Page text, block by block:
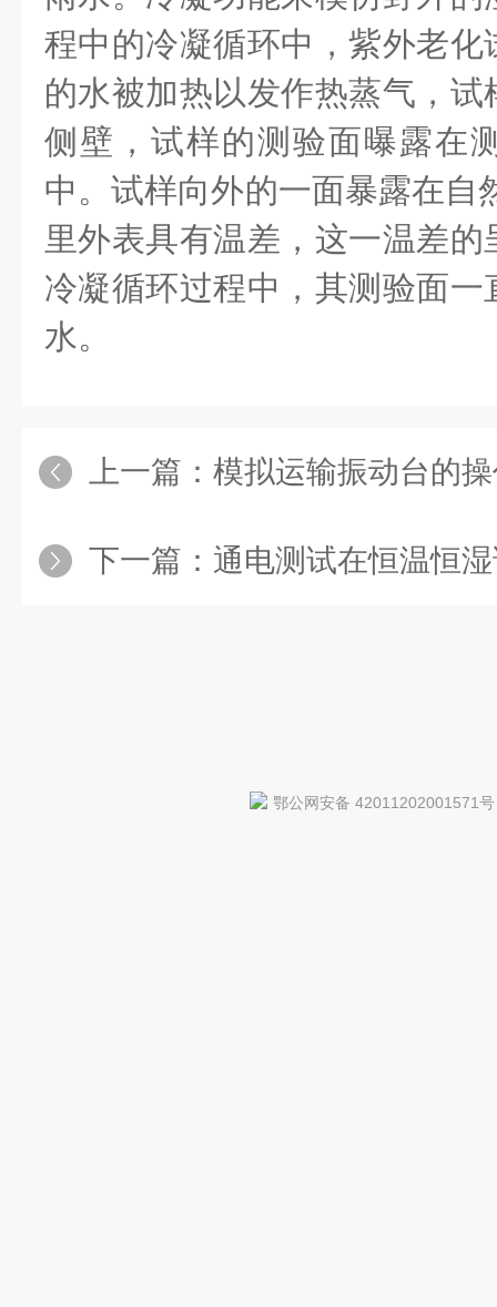
程中的冷凝循环中，紫外老
的水被加热以发作热蒸气，
侧壁，试样的测验面曝露在
中。试样向外的一面暴露在自
里外表具有温差，这一温差
冷凝循环过程中，其测验面
水。
上一篇： 模拟运输振动台的
下一篇： 通电测试在恒温恒湿试
鄂公网安备 42011202001571号